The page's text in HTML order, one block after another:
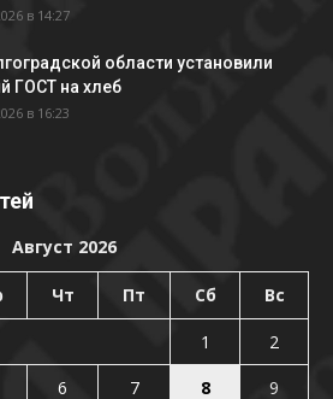
в 14:27
области установили
ГОСТ на хлеб
в 16:23
Август 2026
Чт Пт Сб Вс
1
2
6 7 8
9